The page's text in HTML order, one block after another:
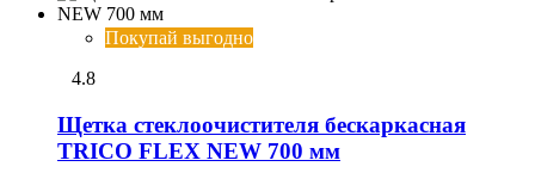
Покупай выгодно
4.8
Щетка стеклоочистителя бескаркасная
TRICO FLEX NEW 700 мм